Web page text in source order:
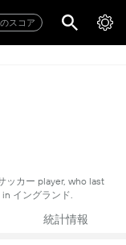
スコア
ッカー player, who last
イングランド.
統計情報